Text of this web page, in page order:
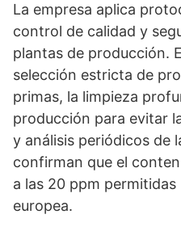
La empresa aplica
control de calidad y
plantas de producción.
selección estricta de
primas, la limpieza
producción para evitar
y análisis periódicos de
confirman que el
a las 20 ppm
europea.